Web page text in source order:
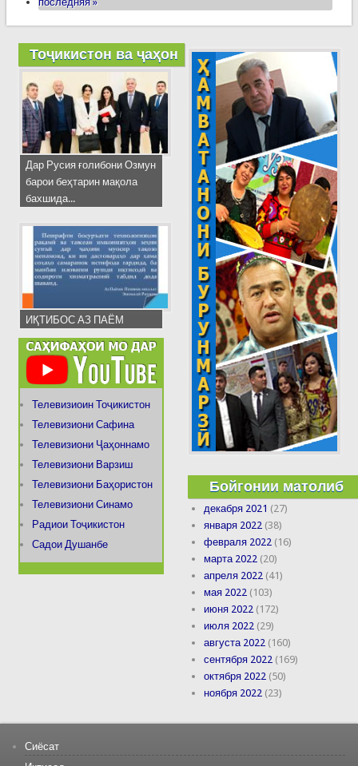
Тоҷикистон ва ҷаҳон
Дар Русия ғолибони Озмун
барои беҳтарин мақола
бахшида...
ИҚТИБОС АЗ ПАЁМ
Телевизиоин Тоҷикистон
Телевизиони Сафина
Телевизиони Ҷаҳоннамо
Телевизиони Варзиш
Телевизиони Баҳористон
Телевизиони Синамо
Радиои Тоҷикистон
Садои Душанбе
Бойгонии матолиб
декабря 2021 (27)
января 2022 (38)
февраля 2022 (16)
марта 2022 (20)
апреля 2022 (41)
мая 2022 (103)
июня 2022 (172)
июля 2022 (29)
августа 2022 (160)
сентября 2022 (169)
октября 2022 (50)
ноября 2022 (23)
Сиёсат